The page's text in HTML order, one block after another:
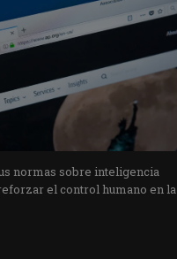
normas sobre inteligencia
el control humano en la